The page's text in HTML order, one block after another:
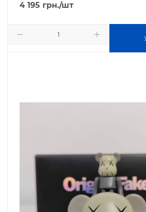
4 195 грн./шт